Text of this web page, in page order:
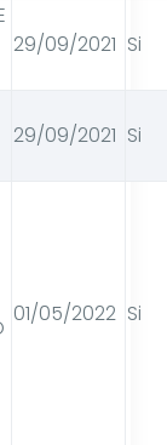
29/09/2021 Si
29/09/2021 Si
01/05/2022 Si